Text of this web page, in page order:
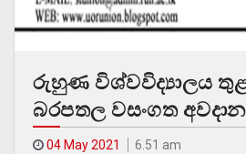
රුහුණ විශ්වවිද්‍යාලය
බරපතල වසංගත
04 May 2021 6.51 am